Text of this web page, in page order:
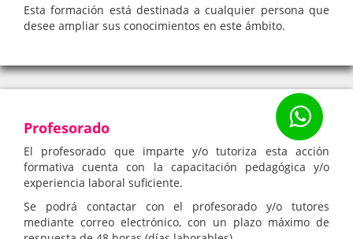
Esta formación está destinada a cualquier persona que
desee ampliar sus conocimientos en este ámbito.
Profesorado
El profesorado que imparte y/o tutoriza esta acción
formativa cuenta con la capacitación pedagógica y/o
experiencia laboral suficiente.
Se podrá contactar con el profesorado y/o tutores
mediante correo electrónico, con un plazo máximo de